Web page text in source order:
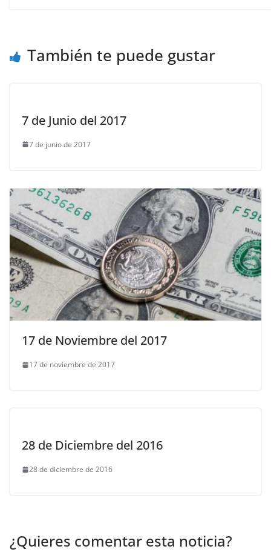
También te puede gustar
7 de Junio del 2017
7 de junio de 2017
17 de Noviembre del 2017
17 de noviembre de 2017
28 de Diciembre del 2016
28 de diciembre de 2016
¿Quieres comentar esta noticia?